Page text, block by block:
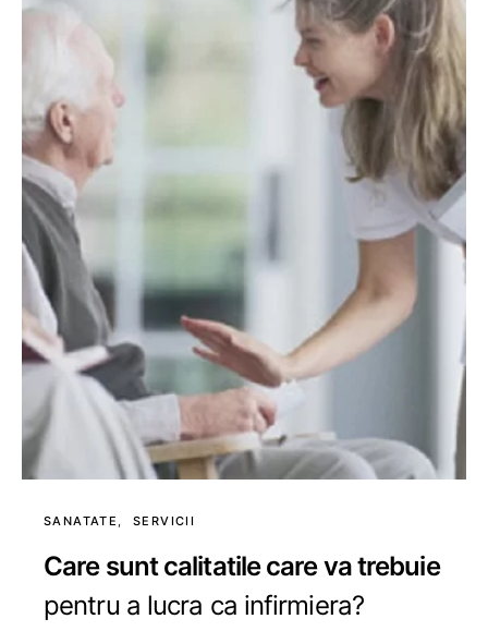
SANATATE SERVICII
Care sunt calitatile care va trebuie
pentru a lucra ca infirmiera?